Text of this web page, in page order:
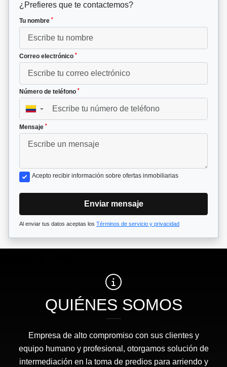
¿Prefieres que te contactemos?
Tu nombre *
Correo electrónico *
Número de teléfono *
▼
Mensaje *
Acepto recibir información sobre ofertas inmobiliarias
Enviar mensaje
Al enviar tus datos aceptas los Términos de servicio y privacidad
QUIÉNES SOMOS
Empresa de alto compromiso con sus clientes y
equipo humano y profesional, otorgamos solución de
intermediación en la toma de predios para arriendo y